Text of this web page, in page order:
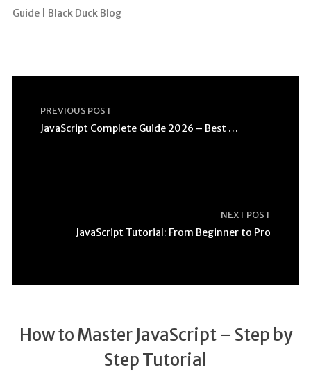
Guide | Black Duck Blog
PREVIOUS POST
JavaScript Complete Guide 2026 – Best Practices
NEXT POST
JavaScript Tutorial: From Beginner to Pro
How to Master JavaScript – Step by
Step Tutorial